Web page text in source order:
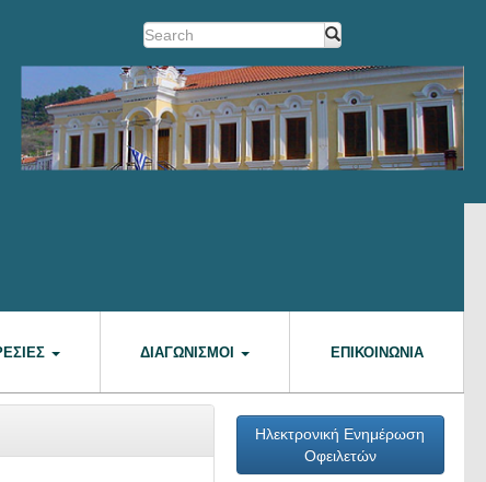
ΔΙΑΓΩΝΙΣΜΟΊ ΕΠΙΚΟΙΝΩΝΊΑ
Ηλεκτρονική Ενημέρωση
Οφειλετών